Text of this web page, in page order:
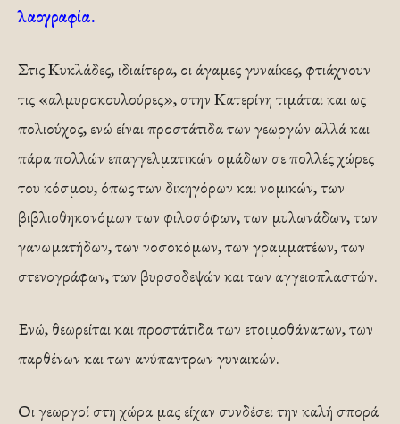
λαογραφία.
Στις Κυκλάδες, ιδιαίτερα, οι άγαμες γυναίκες, φτιάχνουν
τις «αλμυροκουλούρες», στην Κατερίνη τιμάται και ως
πολιούχος, ενώ είναι προστάτιδα των γεωργών αλλά και
πάρα πολλών επαγγελματικών ομάδων σε πολλές χώρες
του κόσμου, όπως των δικηγόρων και νομικών, των
βιβλιοθηκονόμων των φιλοσόφων, των μυλωνάδων, των
γανωματήδων, των νοσοκόμων, των γραμματέων, των
στενογράφων, των βυρσοδεψών και των αγγειοπλαστών.
Ενώ, θεωρείται και προστάτιδα των ετοιμοθάνατων, των
παρθένων και των ανύπαντρων γυναικών.
Οι γεωργοί στη χώρα μας είχαν συνδέσει την καλή σπορά